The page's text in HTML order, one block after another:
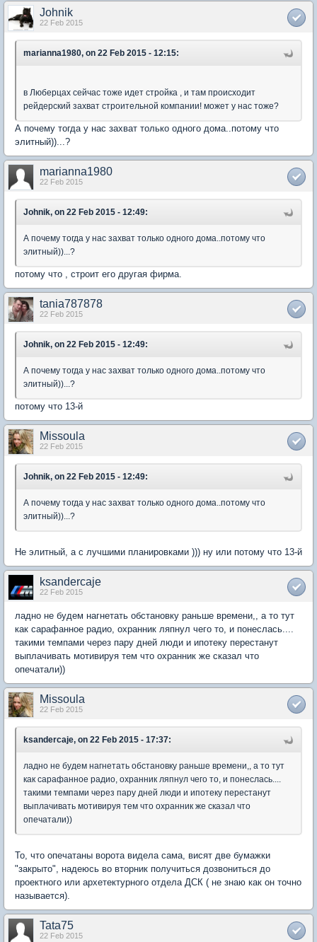
Johnik
22 Feb 2015
marianna1980, on 22 Feb 2015 - 12:15:
в Люберцах сейчас тоже идет стройка , и там происходит
рейдерский захват строительной компании! может у нас тоже?
А почему тогда у нас захват только одного дома..потому что
элитный))...?
marianna1980
22 Feb 2015
Johnik, on 22 Feb 2015 - 12:49:
А почему тогда у нас захват только одного дома..потому что
элитный))...?
потому что , строит его другая фирма.
tania787878
22 Feb 2015
Johnik, on 22 Feb 2015 - 12:49:
А почему тогда у нас захват только одного дома..потому что
элитный))...?
потому что 13-й
Missoula
22 Feb 2015
Johnik, on 22 Feb 2015 - 12:49:
А почему тогда у нас захват только одного дома..потому что
элитный))...?
Не элитный, а с лучшими планировками ))) ну или потому что 13-й
ksandercaje
22 Feb 2015
ладно не будем нагнетать обстановку раньше времени,, а то тут
как сарафанное радио, охранник ляпнул чего то, и понеслась....
такими темпами через пару дней люди и ипотеку перестанут
выплачивать мотивируя тем что охранник же сказал что
опечатали))
Missoula
22 Feb 2015
ksandercaje, on 22 Feb 2015 - 17:37:
ладно не будем нагнетать обстановку раньше времени,, а то тут
как сарафанное радио, охранник ляпнул чего то, и понеслась....
такими темпами через пару дней люди и ипотеку перестанут
выплачивать мотивируя тем что охранник же сказал что
опечатали))
То, что опечатаны ворота видела сама, висят две бумажки
"закрыто", надеюсь во вторник получиться дозвониться до
проектного или архетектурного отдела ДСК ( не знаю как он точно
называется).
Tata75
22 Feb 2015